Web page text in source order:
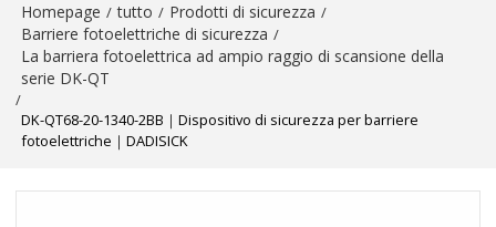
Homepage / tutto / Prodotti di sicurezza /
Barriere fotoelettriche di sicurezza /
La barriera fotoelettrica ad ampio raggio di scansione della
serie DK-QT
/
DK-QT68-20-1340-2BB｜Dispositivo di sicurezza per barriere
fotoelettriche｜DADISICK